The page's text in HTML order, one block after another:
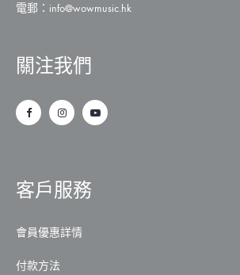
電郵： info@wowmusic.hk
關注我們
客戶服務
會員優惠詳情
付款方法